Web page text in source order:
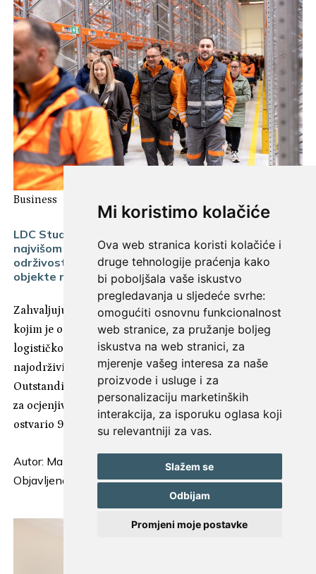
Mi koristimo kolačiće
Ova web stranica koristi kolačiće i
druge tehnologije praćenja kako
bi poboljšala vaše iskustvo
pregledavanja u sljedeće svrhe:
omogućiti osnovnu funkcionalnost
web stranice, za pružanje boljeg
iskustva na web stranici, za
mjerenje vašeg interesa za naše
proizvode i usluge i za
personalizaciju marketinških
interakcija, za isporuku oglasa koji
su relevantniji za vas.
Slažem se
Odbijam
Promjeni moje postavke
Business
LDC Studenca u Dugopolju prvi hrvatski objekt s
najvišom razinom međunarodnog sustava za ocjenu
održivosti zgrada, čime je svrstan među najodrživije
objekte na svijetu
Zahvaljujući BREEAM certifikatu Outstanding razine,
kojim je ocijenjena održivost gradnje VGP Parka Split,
logističko-distributivni centar Studenca svrstan je među
najodrživije objekte na svijetu. Radi se o certifikatu
Outstanding, najvišem stupnju međunarodnog sustava
za ocjenjivanje održivosti zgrada, za koji je objekt
ostvario 92 posto mogućih bodova.
Autor: Mamager
Objavljeno: 7. kolovoza 2026.